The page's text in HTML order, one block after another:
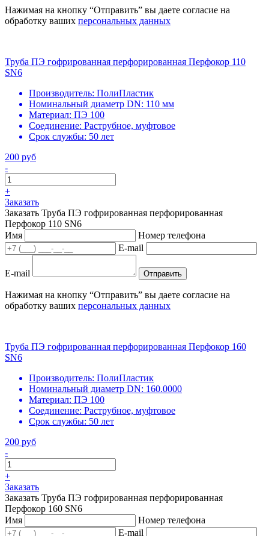
Нажимая на кнопку “Отправить” вы даете согласие на
обработку ваших персональных данных
Труба ПЭ гофрированная перфорированная Перфокор 110
SN6
Производитель: ПолиПластик
Номинальный диаметр DN: 110 мм
Материал: ПЭ 100
Соединение: Раструбное, муфтовое
Срок службы: 50 лет
200 руб
-
+
Заказать
Заказать Труба ПЭ гофрированная перфорированная
Перфокор 110 SN6
Имя
Номер телефона
E-mail
E-mail Отправить
Нажимая на кнопку “Отправить” вы даете согласие на
обработку ваших персональных данных
Труба ПЭ гофрированная перфорированная Перфокор 160
SN6
Производитель: ПолиПластик
Номинальный диаметр DN: 160.0000
Материал: ПЭ 100
Соединение: Раструбное, муфтовое
Срок службы: 50 лет
200 руб
-
+
Заказать
Заказать Труба ПЭ гофрированная перфорированная
Перфокор 160 SN6
Имя
Номер телефона
E-mail